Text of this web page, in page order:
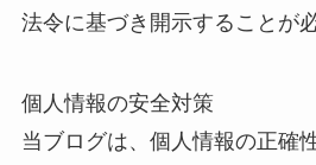
法令に基づき開示することが
個人情報の安全対策
当ブログは、個人情報の正確